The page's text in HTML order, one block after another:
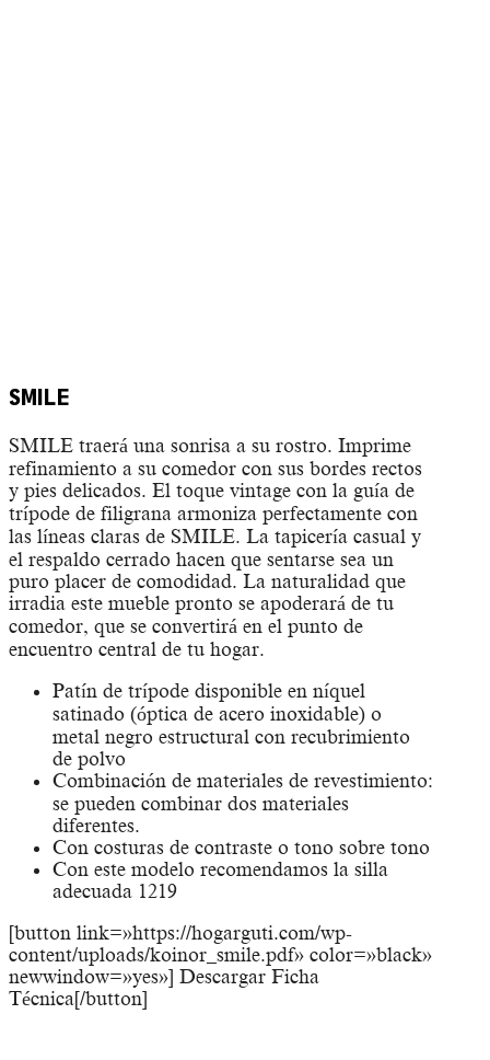
SMILE
SMILE traerá una sonrisa a su rostro. Imprime
refinamiento a su comedor con sus bordes rectos
y pies delicados. El toque vintage con la guía de
trípode de filigrana armoniza perfectamente con
las líneas claras de SMILE. La tapicería casual y
el respaldo cerrado hacen que sentarse sea un
puro placer de comodidad. La naturalidad que
irradia este mueble pronto se apoderará de tu
comedor, que se convertirá en el punto de
encuentro central de tu hogar.
Patín de trípode disponible en níquel
satinado (óptica de acero inoxidable) o
metal negro estructural con recubrimiento
de polvo
Combinación de materiales de revestimiento:
se pueden combinar dos materiales
diferentes.
Con costuras de contraste o tono sobre tono
Con este modelo recomendamos la silla
adecuada 1219
[button link=»https://hogarguti.com/wp-
content/uploads/koinor_smile.pdf» color=»black»
newwindow=»yes»] Descargar Ficha
Técnica[/button]